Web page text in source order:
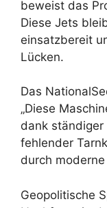
beweist das
Diese Jets
einsatzbereit
Lücken.
Das
„Diese
dank ständiger
fehlender
durch
Geopolitische